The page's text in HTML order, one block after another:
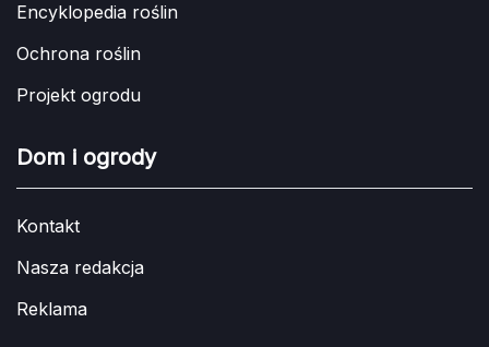
Encyklopedia roślin
Ochrona roślin
Projekt ogrodu
Dom i ogrody
Kontakt
Nasza redakcja
Reklama